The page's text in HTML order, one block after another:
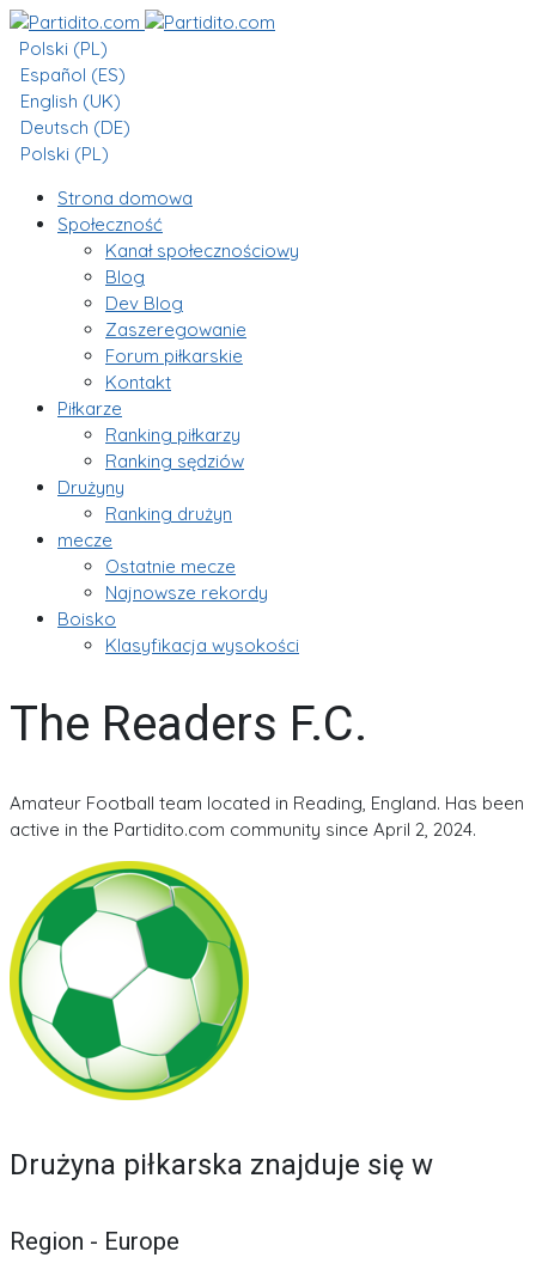
Polski (PL)
Español (ES)
English (UK)
Deutsch (DE)
Polski (PL)
Strona domowa
Społeczność
Kanał społecznościowy
Blog
Dev Blog
Zaszeregowanie
Forum piłkarskie
Kontakt
Piłkarze
Ranking piłkarzy
Ranking sędziów
Drużyny
Ranking drużyn
mecze
Ostatnie mecze
Najnowsze rekordy
Boisko
Klasyfikacja wysokości
The Readers F.C.
Amateur Football team located in Reading, England. Has been
active in the Partidito.com community since April 2, 2024.
Drużyna piłkarska znajduje się w
Region - Europe